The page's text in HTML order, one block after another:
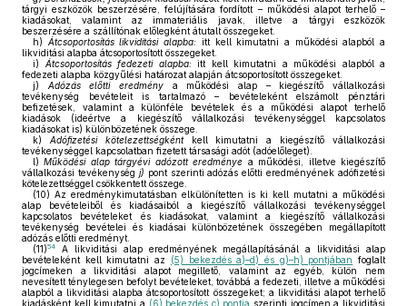
tárgyi eszközök beszerzésére, felújítására fordított – működési alapot terhelő –
kiadásokat, valamint az immateriális javak, illetve a tárgyi eszközök
beszerzésére a szállítónak előlegként átutalt összegeket.
h) Átcsoportosítás likviditási alapba: itt kell kimutatni a működési alapból a
likviditási alapba átcsoportosított összegeket.
i)
Átcsoportosítás fedezeti alapba:itt kell kimutatni a működési alapból a
fedezeti alapba közgyűlési határozat alapján átcsoportosított összegeket.
j)
Adózás előtti eredmény a működési alap – kiegészítő vállalkozási
tevékenység bevételeit is tartalmazó – bevételeként elszámolt pénztári
befizetések, valamint a különféle bevételek és a működési alapot terhelő
kiadások (ideértve a kiegészítő vállalkozási tevékenységgel kapcsolatos
kiadásokat is) különbözetének összege.
k)
Adófizetési kötelezettségkéntkell kimutatni a kiegészítő vállalkozási
tevékenységgel kapcsolatban fizetett társasági adót (adóelőleget).
l) Működési alap tárgyévi adózott eredménye a működési, illetve kiegészítő
vállalkozási tevékenység j) pont szerinti adózás előtti eredményének adófizetési
kötelezettséggel csökkentett összege.
(10) Az eredménykimutatásban elkülönítetten is ki kell mutatni a működési
alap bevételeiből és kiadásaiból a kiegészítő vállalkozási tevékenységgel
kapcsolatos bevételeket és kiadásokat, valamint a kiegészítő vállalkozási
tevékenység bevételei és kiadásai különbözetének összegében megállapított
adózás előtti eredményt.
(11)54
A likviditási alap eredményének megállapításánál a likviditási alap
bevételeként kell kimutatni az (5) bekezdés a)–d) és g)–h) pontjában foglalt
jogcímeken a likviditási alapot megillető, valamint az egyéb, külön nem
nevesített ténylegesen befolyt bevételeket, továbbá a fedezeti, illetve a működési
alapból a likviditási alapba átcsoportosított összegeket; a likviditási alapot terhelő
kiadásként kell kimutatni a (6) bekezdés c) pontja szerinti jogcímen a likviditási